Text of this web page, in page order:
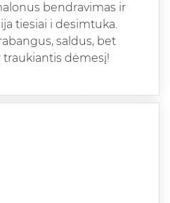
bendravimas ir
tiesiai i desimtuka.
saldus, bet
traukiantis dėmesį!